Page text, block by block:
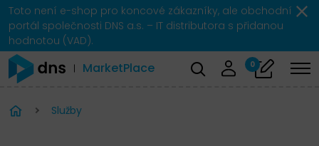
Toto není e-shop pro koncové zákazníky, ale obchodní
portál společnosti DNS a.s. – IT distributora s přidanou
hodnotou (VAD).
MarketPlace 0
Služby